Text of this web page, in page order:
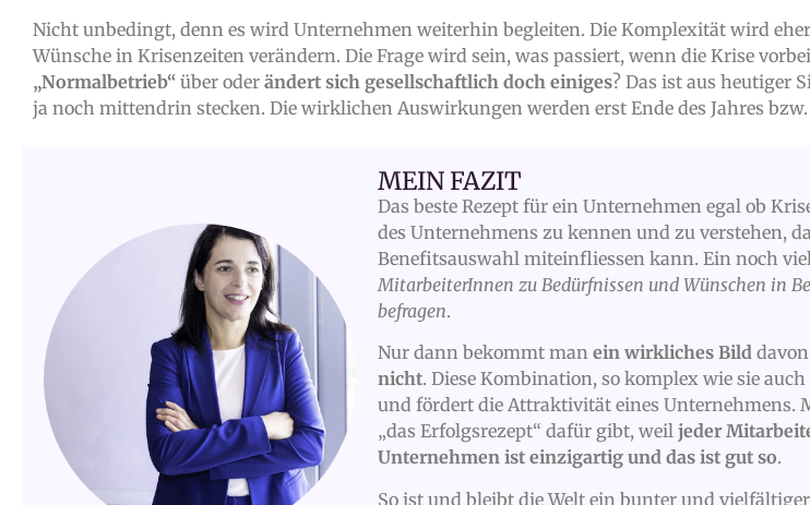
Nicht unbedingt, denn es wird Unternehmen weiterhin begleiten. Die Komplexität wird
Wünsche in Krisenzeiten verändern. Die Frage wird sein, was passiert, wenn die Krise
„Normalbetrieb“ über oder ändert sich gesellschaftlich doch einiges? Das ist aus heutiger
ja noch mittendrin stecken. Die wirklichen Auswirkungen werden erst Ende des Jahres bzw.
MEIN FAZIT
Das beste Rezept für ein Unternehmen egal ob
des Unternehmens zu kennen und zu verstehen,
Benefitsauswahl miteinfliessen kann. Ein noch
MitarbeiterInnen zu Bedürfnissen und Wünschen in
befragen.
Nur dann bekommt man ein wirkliches Bild
nicht. Diese Kombination, so komplex wie sie
und fördert die Attraktivität eines Unternehmens.
„das Erfolgsrezept“ dafür gibt, weil jeder
Unternehmen ist einzigartig und das ist gut so.
So ist und bleibt die Welt ein bunter und